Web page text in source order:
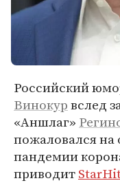
Российский
Винокурвслед
«Аншлаг»
пожаловался на
пандемии
приводит